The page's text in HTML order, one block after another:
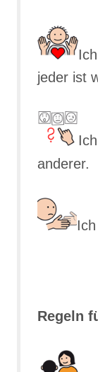
jeder ist
anderer.
Regeln